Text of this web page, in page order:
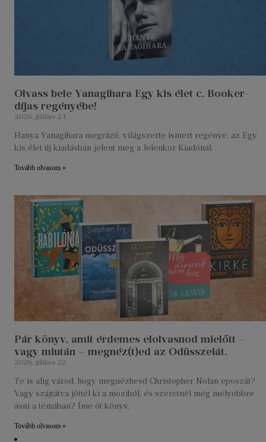
Olvass bele Yanagihara Egy kis élet c. Booker-
díjas regényébe!
2026. július 24.
Hanya Yanagihara megrázó, világszerte ismert regénye, az Egy
kis élet új kiadásban jelent meg a Jelenkor Kiadónál.
Tovább olvasom »
Pár könyv, amit érdemes elolvasnod mielőtt –
vagy miután – megnéz(t)ed az Odüsszeiát.
2026. július 22.
Te is alig várod, hogy megnézhesd Christopher Nolan eposzát?
Vagy szájtátva jöttél ki a moziból, és szeretnél még mélyebbre
ásni a témában? Íme öt könyv,
Tovább olvasom »